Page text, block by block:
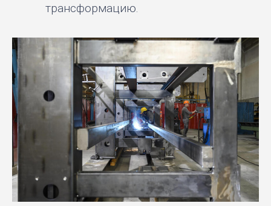
трансформацию.